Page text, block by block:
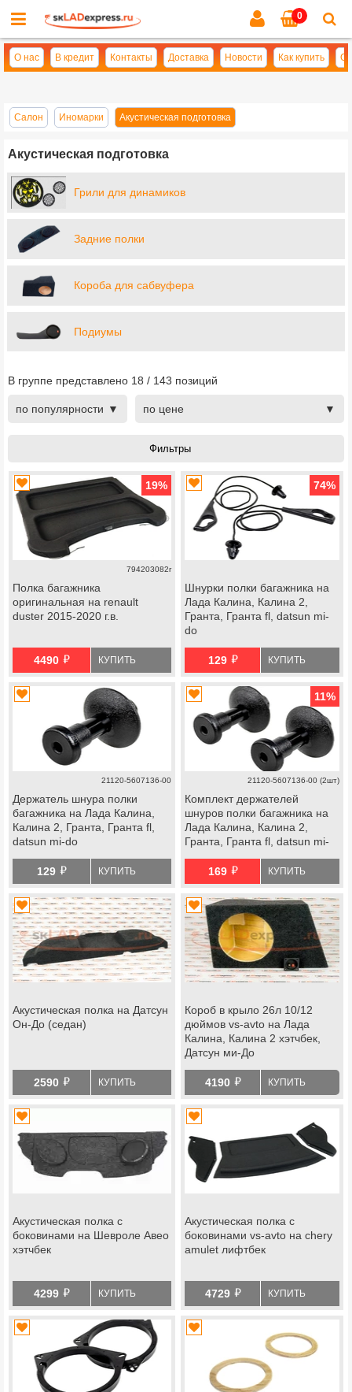
0
О нас В кредит Контакты Доставка Новости Как купить
Салон Иномарки Акустическая подготовка
Акустическая подготовка
Грили для динамиков
Задние полки
Короба для сабвуфера
Подиумы
В группе представлено 18 / 143 позиций
по популярности по цене
19%
794203082r
Полка багажника
оригинальная на renault
duster 2015-2020 г.в.
4490 й КУПИТЬ
74%
Шнурки полки багажника на
Лада Калина, Калина 2,
Гранта, Гранта fl, datsun mi-
do
129 й КУПИТЬ
21120-5607136-00
Держатель шнура полки
багажника на Лада Калина,
Калина 2, Гранта, Гранта fl,
datsun mi-do
129 й КУПИТЬ
11%
21120-5607136-00 (2шт)
Комплект держателей
шнуров полки багажника на
Лада Калина, Калина 2,
Гранта, Гранта fl, datsun mi-
do
169 й КУПИТЬ
Акустическая полка на Датсун
Он-До (седан)
2590 й КУПИТЬ
Короб в крыло 26л 10/12
дюймов vs-avto на Лада
Калина, Калина 2 хэтчбек,
Датсун ми-До
4190 й КУПИТЬ
Акустическая полка с
боковинами на Шевроле Авео
хэтчбек
4299 й КУПИТЬ
Акустическая полка с
боковинами vs-avto на chery
amulet лифтбек
4729 й КУПИТЬ